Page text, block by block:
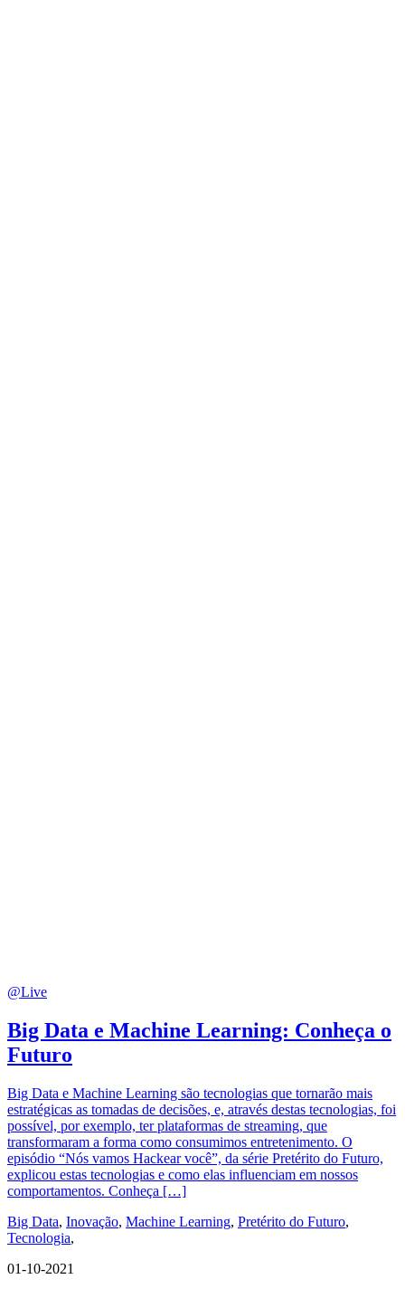
@Live
Big Data e Machine Learning: Conheça o
Futuro
Big Data e Machine Learning são tecnologias que tornarão mais
estratégicas as tomadas de decisões, e, através destas tecnologias, foi
possível, por exemplo, ter plataformas de streaming, que
transformaram a forma como consumimos entretenimento. O
episódio “Nós vamos Hackear você”, da série Pretérito do Futuro,
explicou estas tecnologias e como elas influenciam em nossos
comportamentos. Conheça […]
Big Data, Inovação, Machine Learning, Pretérito do Futuro,
Tecnologia,
01-10-2021